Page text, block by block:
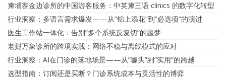
柬埔寨金边诊所的中国游客服务：中英柬三语 clinics 的数字化转型
行业洞察：多语言需求爆发——从”锦上添花”到”必选项”的演进
医生工作站一体化：告别”多个系统反复切”的噩梦
老挝万象诊所的跨境实践：网络不稳与离线模式的应对
行业洞察：AI在门诊的落地场景——从”噱头”到”实用”的跨越
选型指南：订阅还是买断？门诊系统成本与灵活性的博弈